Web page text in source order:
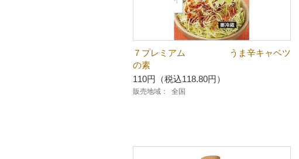
７プレミアム うま辛キャベツ
の素
110円（税込118.80円）
販売地域： 全国